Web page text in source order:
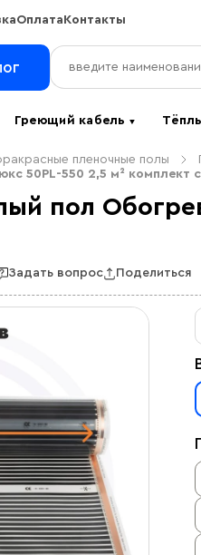
Оплата Контакты
Греющий кабель▼
пленочные полы
50PL-550 2,5 м² комплект
пол
Задать вопрос Поделиться